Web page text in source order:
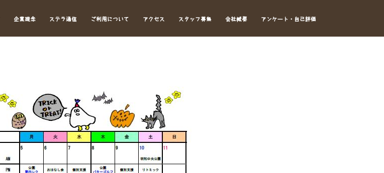
企業理念 ステラ通信 ご利用について アクセス スタッフ募集 会社概要 アンケート・自己評価